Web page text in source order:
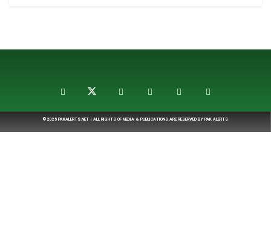
© 2025 PAKALERTS.NET| ALL RIGHTS OF MEDIA & PUBLICATIONS ARE RESERVED BY PAK ALERTS